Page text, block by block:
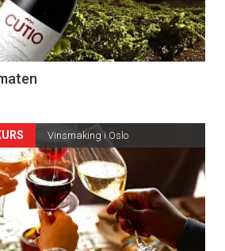
Vinsmaking i Oslo